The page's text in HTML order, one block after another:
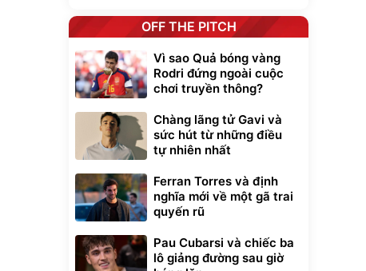
OFF THE PITCH
Vì sao Quả bóng vàng
Rodri đứng ngoài cuộc
chơi truyền thông?
Chàng lãng tử Gavi và
sức hút từ những điều
tự nhiên nhất
Ferran Torres và định
nghĩa mới về một gã trai
quyến rũ
Pau Cubarsi và chiếc ba
lô giảng đường sau giờ